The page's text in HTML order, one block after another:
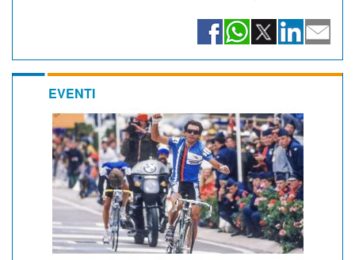
EVENTI